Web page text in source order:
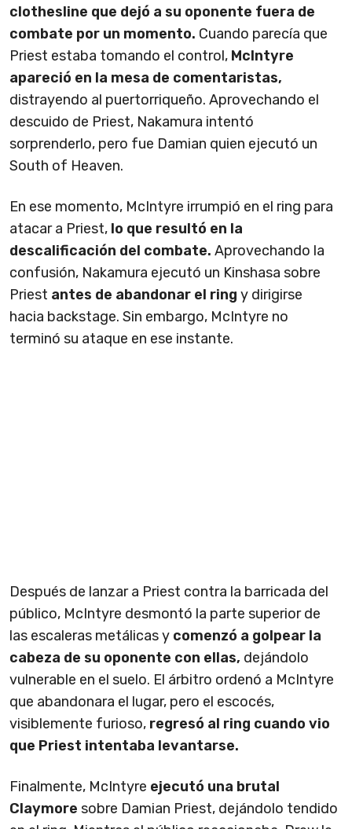
clothesline que dejó a su oponente fuera de
combate por un momento. Cuando parecía que
Priest estaba tomando el control, McIntyre
apareció en la mesa de comentaristas,
distrayendo al puertorriqueño. Aprovechando el
descuido de Priest, Nakamura intentó
sorprenderlo, pero fue Damian quien ejecutó un
South of Heaven.
En ese momento, McIntyre irrumpió en el ring para
atacar a Priest, lo que resultó en la
descalificación del combate. Aprovechando la
confusión, Nakamura ejecutó un Kinshasa sobre
Priest antes de abandonar el ring y dirigirse
hacia backstage. Sin embargo, McIntyre no
terminó su ataque en ese instante.
Después de lanzar a Priest contra la barricada del
público, McIntyre desmontó la parte superior de
las escaleras metálicas y comenzó a golpear la
cabeza de su oponente con ellas, dejándolo
vulnerable en el suelo. El árbitro ordenó a McIntyre
que abandonara el lugar, pero el escocés,
visiblemente furioso, regresó al ring cuando vio
que Priest intentaba levantarse.
Finalmente, McIntyre ejecutó una brutal
Claymore sobre Damian Priest, dejándolo tendido